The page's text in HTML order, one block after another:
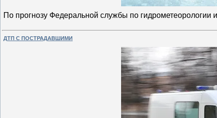
По прогнозу Федеральной службы по
ДТП С ПОСТРАДАВШИМИ